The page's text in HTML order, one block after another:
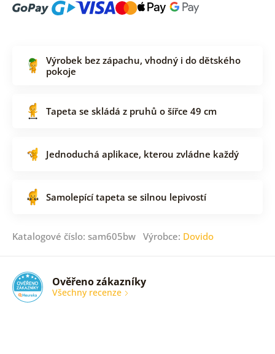
Výrobek bez zápachu, vhodný i do dětského
pokoje
Tapeta se skládá z pruhů o šířce 49 cm
Jednoduchá aplikace, kterou zvládne každý
Samolepící tapeta se silnou lepivostí
Katalogové číslo: sam605bw Výrobce: Dovido
Ověřeno zákazníky
Všechny recenze